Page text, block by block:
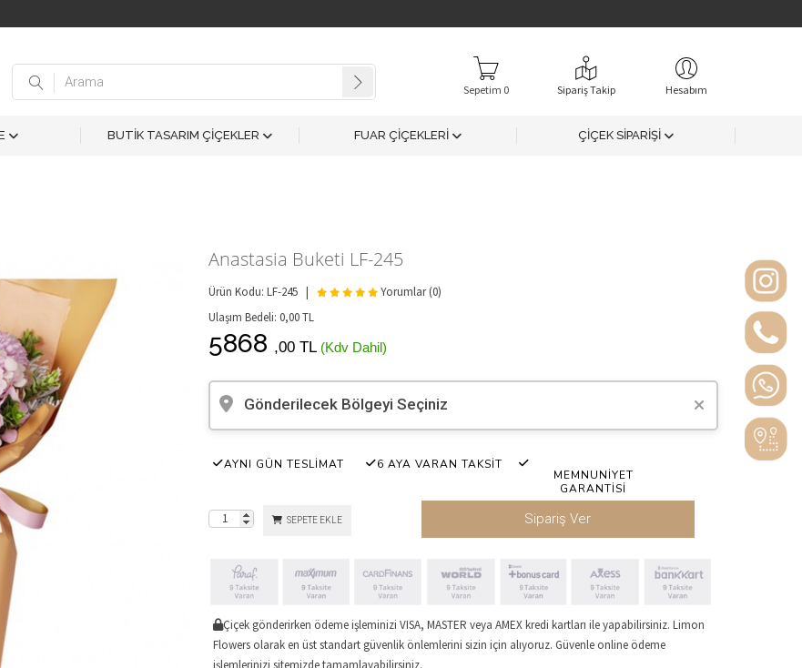
Hesabım
Sipariş Takip
Sepetim 0
BUTİK TASARIM ÇİÇEKLER FUAR ÇİÇEKLERİ ÇİÇEK SİPARİŞİ
Anastasia Buketi LF-245
Ürün Kodu: LF-245 |
Yorumlar (0)
Ulaşım Bedeli: 0,00TL
5868 ,00 TL (Kdv Dahil)
Gönderilecek Bölgeyi Seçiniz
AYNI GÜN TESLİMAT 6 AYA VARAN TAKSİT
MEMNUNİYET
GARANTİSİ
Sipariş Ver
SEPETE EKLE
Çiçek gönderirken ödeme işleminizi VISA, MASTER veya AMEX kredi kartları ile yapabilirsiniz. Limon
Flowers olarak en üst standart güvenlik önlemlerini sizin için alıyoruz. Güvenle online ödeme
işlemlerinizi sitemizde tamamlayabilirsiniz.